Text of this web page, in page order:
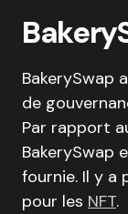
BakerySwap
de
Par rapport
BakerySwap
fournie. Il y a
pour les NFT.